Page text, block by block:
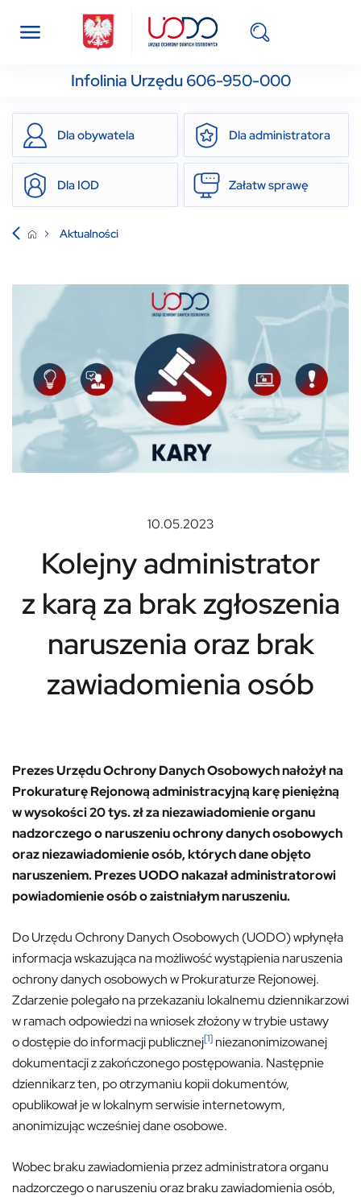
Infolinia Urzędu 606-950-000
Dla obywatela Dla administratora
Dla IOD Załatw sprawę
Aktualności
10.05.2023
Kolejny administrator
z karą za brak zgłoszenia
naruszenia oraz brak
zawiadomienia osób
Prezes Urzędu Ochrony Danych Osobowych nałożył na
Prokuraturę Rejonową administracyjną karę pieniężną
w wysokości 20 tys. zł za niezawiadomienie organu
nadzorczego o naruszeniu ochrony danych osobowych
oraz niezawiadomienie osób, których dane objęto
naruszeniem. Prezes UODO nakazał administratorowi
powiadomienie osób o zaistniałym naruszeniu.
Do Urzędu Ochrony Danych Osobowych (UODO) wpłynęła
informacja wskazująca na możliwość wystąpienia naruszenia
ochrony danych osobowych w Prokuraturze Rejonowej.
Zdarzenie polegało na przekazaniu lokalnemu dziennikarzowi
w ramach odpowiedzi na wniosek złożony w trybie ustawy
o dostępie do informacji publicznej[1] niezanonimizowanej
dokumentacji z zakończonego postępowania. Następnie
dziennikarz ten, po otrzymaniu kopii dokumentów,
opublikował je w lokalnym serwisie internetowym,
anonimizując wcześniej dane osobowe.
Wobec braku zawiadomienia przez administratora organu
nadzorczego o naruszeniu oraz braku zawiadomienia osób,